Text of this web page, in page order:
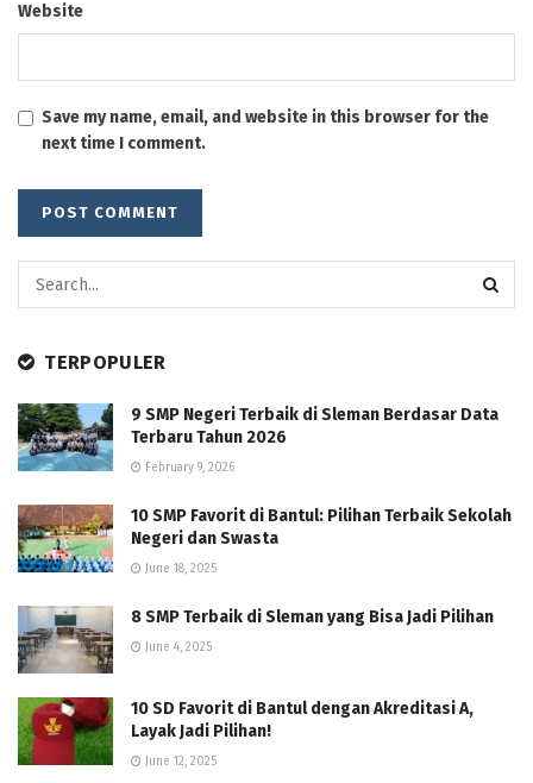
Website
Save my name, email, and website in this browser for the
next time I comment.
TERPOPULER
9 SMP Negeri Terbaik di Sleman Berdasar Data
Terbaru Tahun 2026
February 9, 2026
10 SMP Favorit di Bantul: Pilihan Terbaik Sekolah
Negeri dan Swasta
June 18, 2025
8 SMP Terbaik di Sleman yang Bisa Jadi Pilihan
June 4, 2025
10 SD Favorit di Bantul dengan Akreditasi A,
Layak Jadi Pilihan!
June 12, 2025